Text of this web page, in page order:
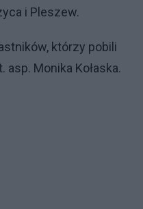
i Pleszew.
którzy pobili
Monika Kołaska.